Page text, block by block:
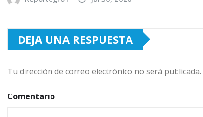
DEJA UNA RESPUESTA
Tu dirección de correo electrónico no será publicada.
Comentario